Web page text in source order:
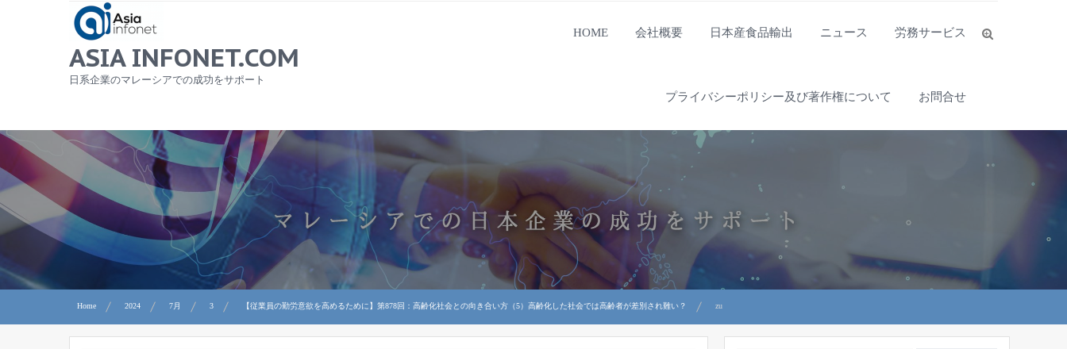
ASIA INFONET.COM
日系企業のマレーシアでの成功をサポート
HOME 会社概要 日本産食品輸出 ニュース 労務サービス
プライバシーポリシー及び著作権について お問合せ
Home 2024 7月 3 【従業員の勤労意欲を高めるために】第878回：高齢化社会との向き合い方（5）高齢化した社会では高齢者が差別され難い？ zu